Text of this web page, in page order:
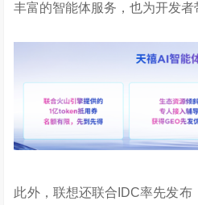
丰富的智能体服务，也为开发者
此外，联想还联合IDC率先发布